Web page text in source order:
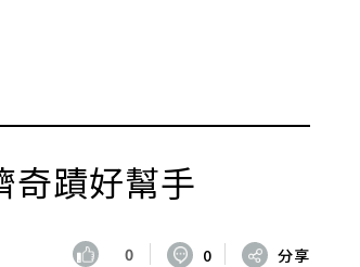
奇蹟好幫手
0 0 分享